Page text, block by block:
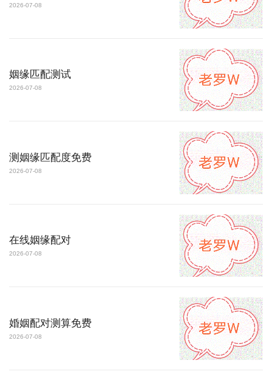
2026-07-08
姻缘匹配测试
2026-07-08
测姻缘匹配度免费
2026-07-08
在线姻缘配对
2026-07-08
婚姻配对测算免费
2026-07-08